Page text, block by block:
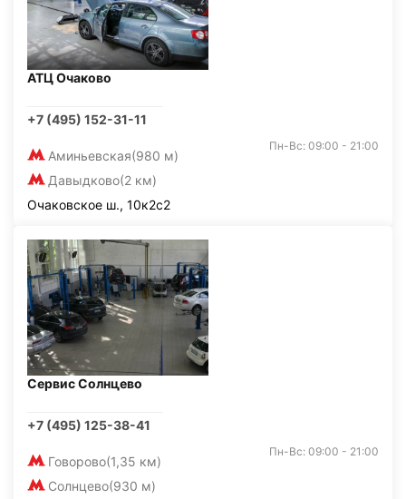
АТЦ Очаково
+7 (495) 152-31-11
Аминьевская(980 м)
Давыдково(2 км)
Пн-Вс: 09:00 - 21:00
Очаковское ш., 10к2с2
Сервис Солнцево
+7 (495) 125-38-41
Говорово(1,35 км)
Солнцево(930 м)
Пн-Вс: 09:00 - 21:00